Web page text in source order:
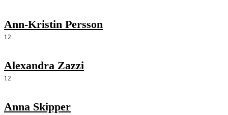
Ann-Kristin Persson
12
Alexandra Zazzi
12
Anna Skipper